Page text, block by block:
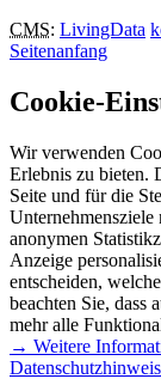
CMS: LivingData
Seitenanfang
Cookie-
Wir verwenden
Erlebnis zu bieten.
Seite und für die
anonymen
Anzeige
entscheiden,
beachten Sie, dass
mehr alle
→ Weitere